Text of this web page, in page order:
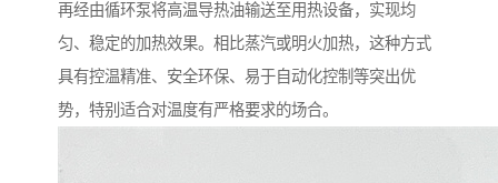
再经由循环泵将高温导热油输送至用热设备，实现均
匀、稳定的加热效果。相比蒸汽或明火加热，这种方式
具有控温精准、安全环保、易于自动化控制等突出优
势，特别适合对温度有严格要求的场合。